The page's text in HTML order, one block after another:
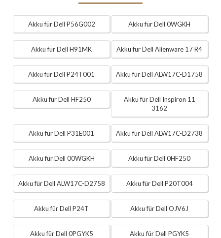
Akku für Dell P56G002 Akku für Dell 0WGKH
Akku für Dell H91MK Akku für Dell Alienware 17 R4
Akku für Dell P24T001 Akku für Dell ALW17C-D1758
Akku für Dell HF250
Akku für Dell Inspiron 11
3162
Akku für Dell P31E001 Akku für Dell ALW17C-D2738
Akku für Dell 00WGKH Akku für Dell 0HF250
Akku für Dell ALW17C-D2758 Akku für Dell P20T004
Akku für Dell P24T Akku für Dell OJV6J
Akku für Dell 0PGYK5 Akku für Dell PGYK5